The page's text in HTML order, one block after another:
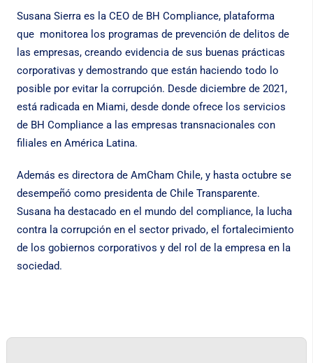
Susana Sierra es la CEO de BH Compliance, plataforma
que monitorea los programas de prevención de delitos de
las empresas, creando evidencia de sus buenas prácticas
corporativas y demostrando que están haciendo todo lo
posible por evitar la corrupción. Desde diciembre de 2021,
está radicada en Miami, desde donde ofrece los servicios
de BH Compliance a las empresas transnacionales con
filiales en América Latina.
Además es directora de AmCham Chile, y hasta octubre se
desempeñó como presidenta de Chile Transparente.
Susana ha destacado en el mundo del compliance, la lucha
contra la corrupción en el sector privado, el fortalecimiento
de los gobiernos corporativos y del rol de la empresa en la
sociedad.